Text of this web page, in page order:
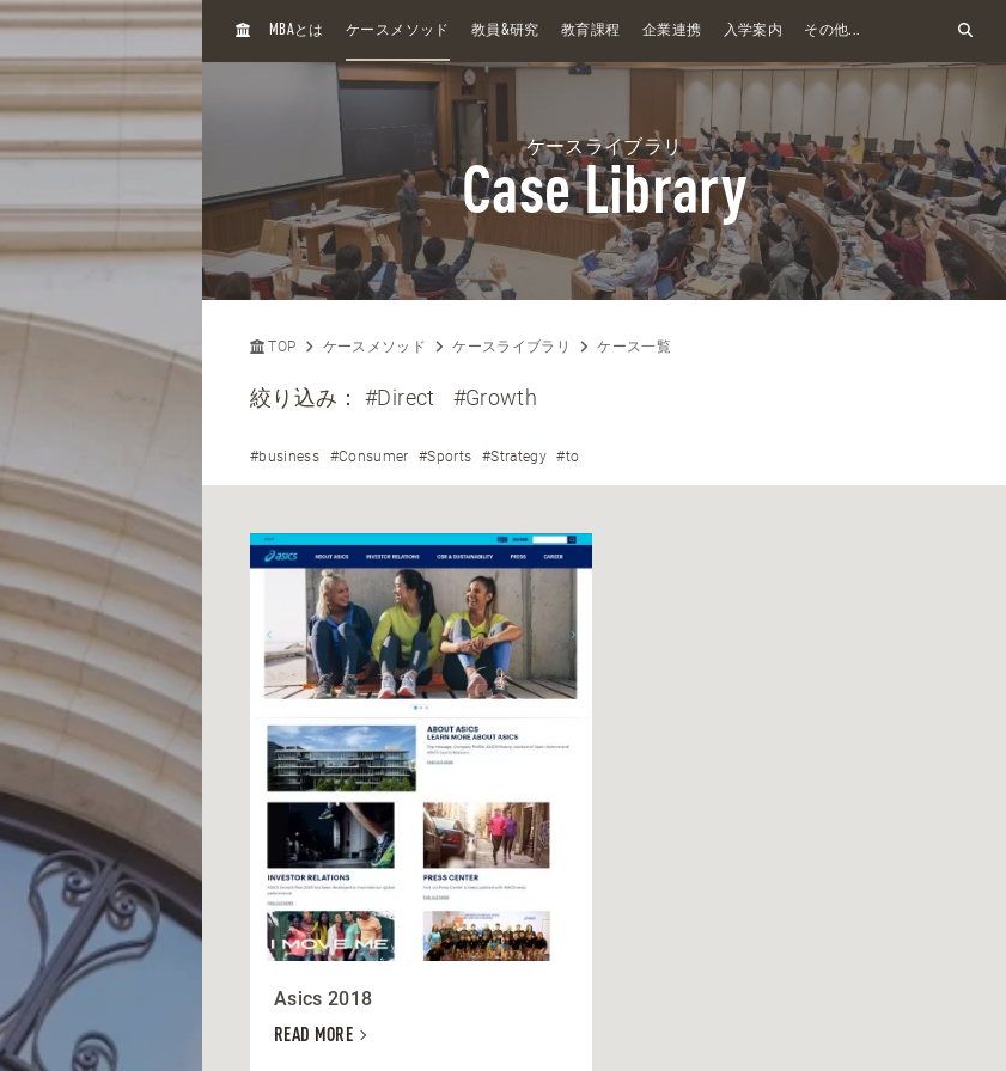
H
MBAとは ケースメソッド 教員&研究 教育課程 企業連携 入学案内 その他...
ケースライブラリ
Case Library
TOP ケースメソッド ケースライブラリ ケース一覧
絞り込み：#Direct #Growth
#business #Consumer #Sports #Strategy #to
Asics 2018
READ MORE